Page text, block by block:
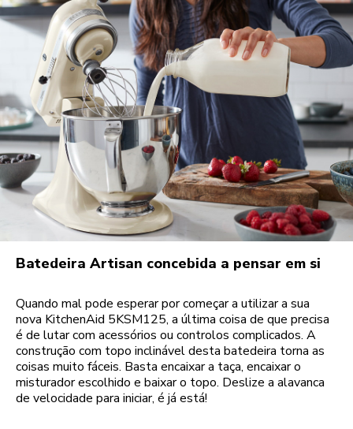
Batedeira Artisan concebida a pensar em si
Quando mal pode esperar por começar a utilizar a sua
nova KitchenAid 5KSM125, a última coisa de que precisa
é de lutar com acessórios ou controlos complicados. A
construção com topo inclinável desta batedeira torna as
coisas muito fáceis. Basta encaixar a taça, encaixar o
misturador escolhido e baixar o topo. Deslize a alavanca
de velocidade para iniciar, é já está!